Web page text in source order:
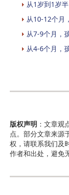
从1岁到1岁
从10-12个月
从7-9个月，
从4-6个月，
版权声明 ：文章
点。部分文章来源
权，请联系我们及
作者和出处，避免